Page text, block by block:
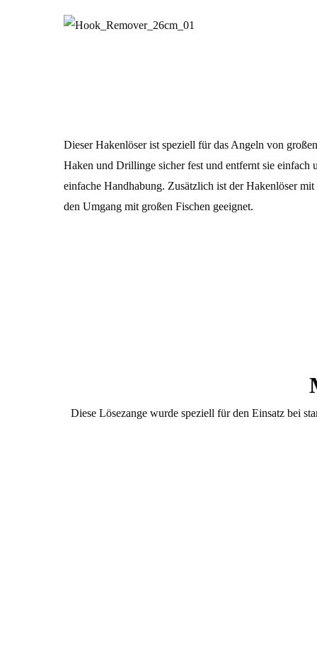
Dieser Hakenlöser ist speziell für das Angeln von
Haken und Drillinge sicher fest und entfernt sie
einfache Handhabung. Zusätzlich ist der Hakenlöser
den Umgang mit großen Fischen geeignet.
Diese Lösezange wurde speziell für den Einsatz bei